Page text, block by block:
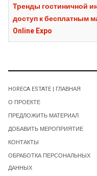
Тренды гостиничной
доступ к бесплатным
Online Expo
HORECA ESTATE | ГЛАВНАЯ
О ПРОЕКТЕ
ПРЕДЛОЖИТЬ МАТЕРИАЛ
ДОБАВИТЬ МЕРОПРИЯТИЕ
КОНТАКТЫ
ОБРАБОТКА ПЕРСОНАЛЬНЫХ
ДАННЫХ